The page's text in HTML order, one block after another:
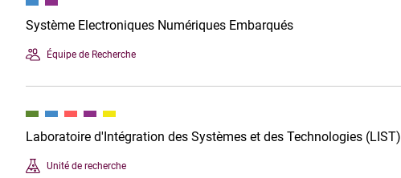
Système Electroniques Numériques Embarqués
Équipe de Recherche
Laboratoire d'Intégration des Systèmes et des Technologies (LIST)
Unité de recherche